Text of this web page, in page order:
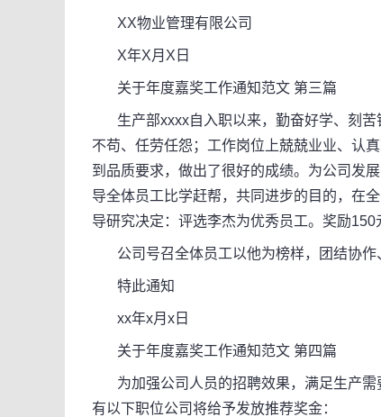
XX物业管理有限公司
X年X月X日
关于年度嘉奖工作通知范文 第三篇
生产部xxxx自入职以来，勤奋好学、刻苦
不苟、任劳任怨；工作岗位上兢兢业业、认
到品质要求，做出了很好的成绩。为公司发
导全体员工比学赶帮，共同进步的目的，在
导研究决定：评选李杰为优秀员工。奖励150
公司号召全体员工以他为榜样，团结协作
特此通知
xx年x月x日
关于年度嘉奖工作通知范文 第四篇
为加强公司人员的招聘效果，满足生产需
有以下职位公司将给予发放推荐奖金：